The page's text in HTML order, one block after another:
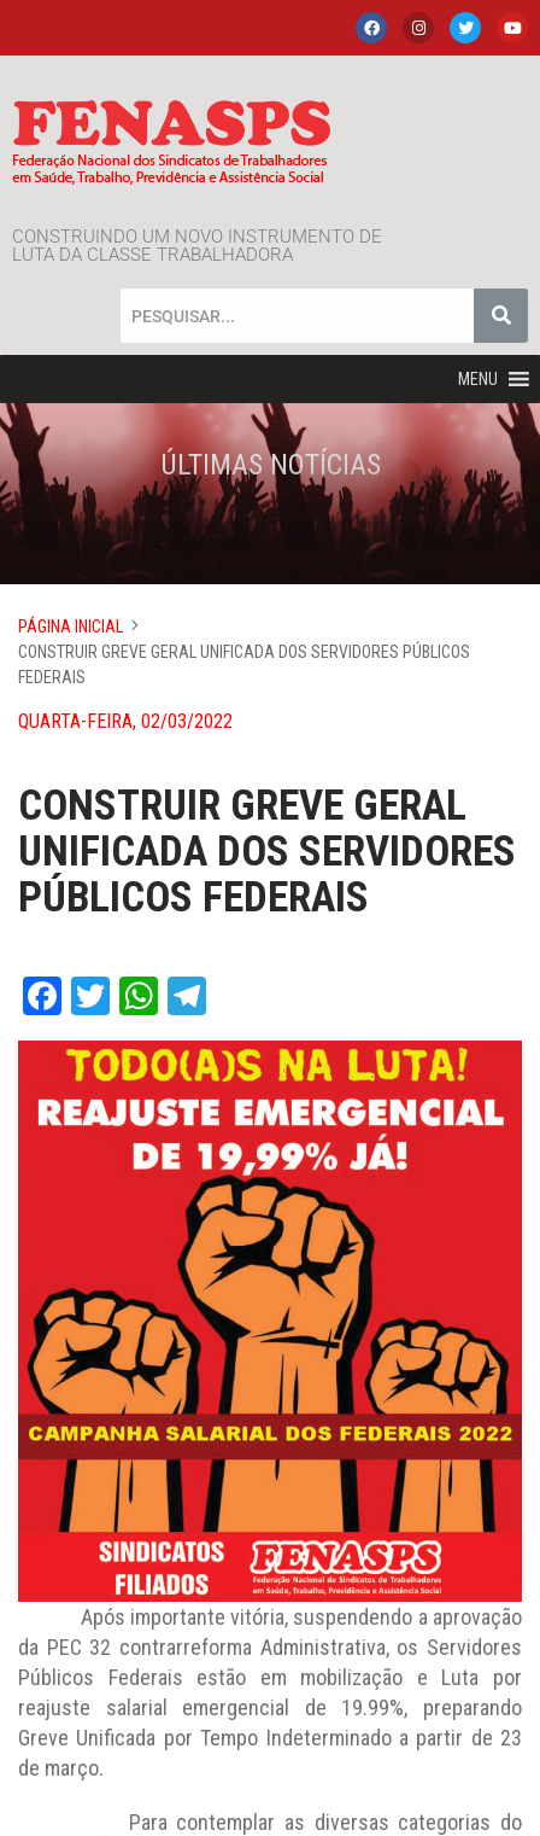
CONSTRUINDO UM NOVO INSTRUMENTO DE
LUTA DA CLASSE TRABALHADORA
MENU
ÚLTIMAS NOTÍCIAS
PÁGINA INICIAL
CONSTRUIR GREVE GERAL UNIFICADA DOS SERVIDORES PÚBLICOS
FEDERAIS
QUARTA-FEIRA, 02/03/2022
CONSTRUIR GREVE GERAL
UNIFICADA DOS SERVIDORES
PÚBLICOS FEDERAIS
Facebook
TwitterWhatsApp
Após importante vitória, suspendendo a aprovação
da PEC 32 contrarreforma Administrativa, os Servidores
Públicos Federais estão em mobilização e Luta por
reajuste salarial emergencial de 19.99%, preparando
Greve Unificada por Tempo Indeterminado a partir de 23
de março.
Para contemplar as diversas categorias do